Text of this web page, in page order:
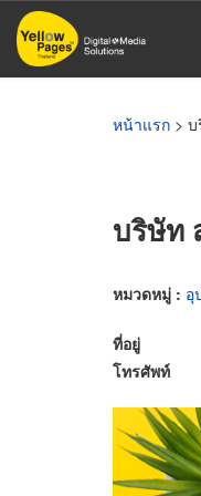
ข้าม
ไป
หน้าแรก >
บริษัท
หมวดหมู่ : อุ
ที่อยู่
โทรศัพท์